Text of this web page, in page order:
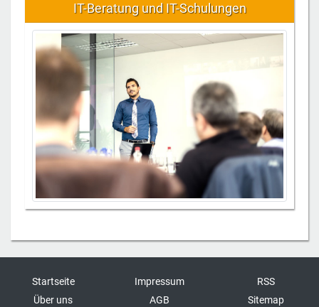
IT-Beratung und IT-Schulungen
Startseite
Über uns
Impressum
AGB
RSS
Sitemap